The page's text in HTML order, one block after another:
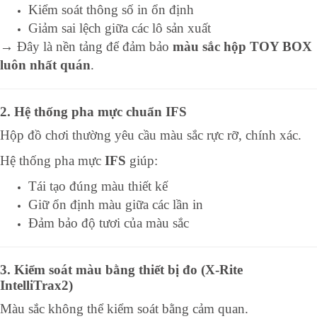
Kiểm soát thông số in ổn định
Giảm sai lệch giữa các lô sản xuất
→ Đây là nền tảng để đảm bảo màu sắc hộp TOY BOX
luôn nhất quán.
2. Hệ thống pha mực chuẩn IFS
Hộp đồ chơi thường yêu cầu màu sắc rực rỡ, chính xác.
Hệ thống pha mực IFS giúp:
Tái tạo đúng màu thiết kế
Giữ ổn định màu giữa các lần in
Đảm bảo độ tươi của màu sắc
3. Kiểm soát màu bằng thiết bị đo (X-Rite
IntelliTrax2)
Màu sắc không thể kiểm soát bằng cảm quan.